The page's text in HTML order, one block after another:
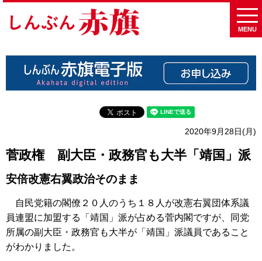
MENU
2020年9月28日(月)
菅政権 副大臣・政務官も大半「靖国」派
安倍改憲右翼政治そのまま
自民党籍の閣僚２０人のうち１８人が改憲右翼団体系議
員連盟に加盟する「靖国」派が占める菅内閣ですが、同党
所属の副大臣・政務官も大半が「靖国」派議員であること
がわかりました。